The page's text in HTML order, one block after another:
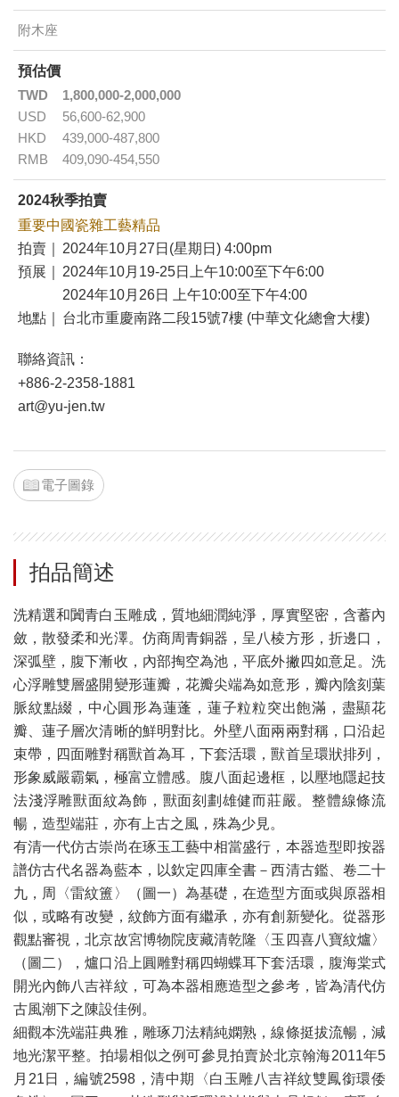
附木座
預估價
TWD
1,800,000-2,000,000
USD
56,600-62,900
HKD
439,000-487,800
RMB
409,090-454,550
2024秋季拍賣
重要中國瓷雜工藝精品
拍賣｜
2024年10月27日(星期日) 4:00pm
預展｜
2024年10月19-25日上午10:00至下午6:00
2024年10月26日 上午10:00至下午4:00
地點｜
台北市重慶南路二段15號7樓 (中華文化總會大樓)
聯絡資訊：
+886-2-2358-1881
art@yu-jen.tw
電子圖錄
拍品簡述
洗精選和闐青白玉雕成，質地細潤純淨，厚實堅密，含蓄內
斂，散發柔和光澤。仿商周青銅器，呈八棱方形，折邊口，
深弧壁，腹下漸收，內部掏空為池，平底外撇四如意足。洗
心浮雕雙層盛開變形蓮瓣，花瓣尖端為如意形，瓣內陰刻葉
脈紋點綴，中心圓形為蓮蓬，蓮子粒粒突出飽滿，盡顯花
瓣、蓮子層次清晰的鮮明對比。外壁八面兩兩對稱，口沿起
束帶，四面雕對稱獸首為耳，下套活環，獸首呈環狀排列，
形象威嚴霸氣，極富立體感。腹八面起邊框，以壓地隱起技
法淺浮雕獸面紋為飾，獸面刻劃雄健而莊嚴。整體線條流
暢，造型端莊，亦有上古之風，殊為少見。
有清一代仿古崇尚在琢玉工藝中相當盛行，本器造型即按器
譜仿古代名器為藍本，以欽定四庫全書－西清古鑑、卷二十
九，周〈雷紋簠〉（圖一）為基礎，在造型方面或與原器相
似，或略有改變，紋飾方面有繼承，亦有創新變化。從器形
觀點審視，北京故宮博物院庋藏清乾隆〈玉四喜八寶紋爐〉
（圖二），爐口沿上圓雕對稱四蝴蝶耳下套活環，腹海棠式
開光內飾八吉祥紋，可為本器相應造型之參考，皆為清代仿
古風潮下之陳設佳例。
細觀本洗端莊典雅，雕琢刀法精純嫻熟，線條挺拔流暢，減
地光潔平整。拍場相似之例可參見拍賣於北京翰海2011年5
月21日，編號2598，清中期〈白玉雕八吉祥紋雙鳳銜環倭